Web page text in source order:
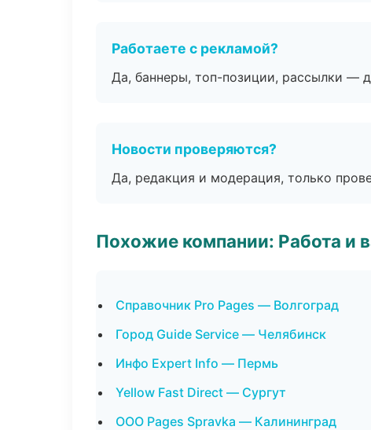
Работаете с рекламой?
Да, баннеры, топ-позиции, рассылки —
Новости проверяются?
Да, редакция и модерация, только
Похожие компании: Работа и
Справочник Pro Pages — Волгоград
Город Guide Service — Челябинск
Инфо Expert Info — Пермь
Yellow Fast Direct — Сургут
ООО Pages Spravka — Калининград